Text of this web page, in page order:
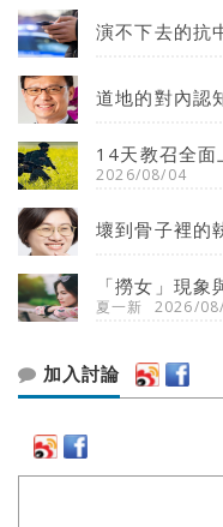
演不下去的抗
道地的對內認
14天教召全
2026/08/04
壞到骨子裡的
「撈女」現
夏一新 2026/
加入討論